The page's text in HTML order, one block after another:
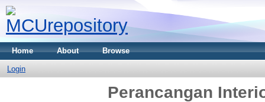
Home About Browse
Login
Perancangan